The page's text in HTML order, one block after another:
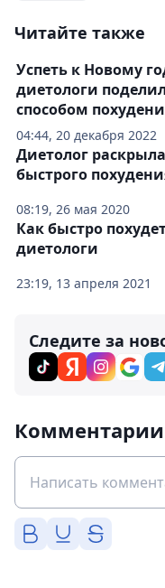
Читайте также
04:44, 20 декабря 2022
Успеть к Новому
диетологи
способом
08:19, 26 мая 2020
Диетолог
быстрого
23:19, 13 апреля 2021
Как быстро
диетологи
Следите за
Комментарии